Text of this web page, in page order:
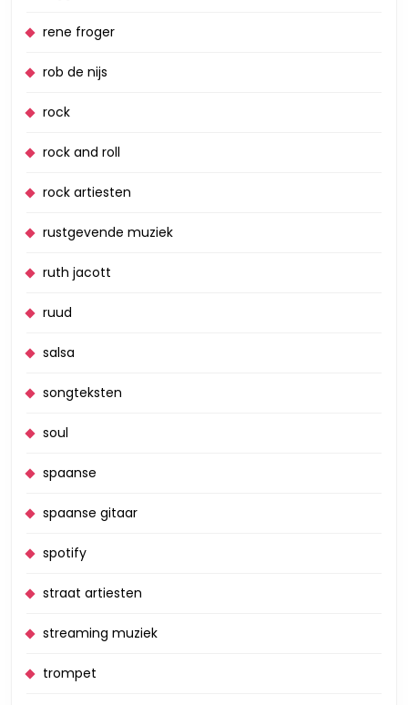
rene froger
rob de nijs
rock
rock and roll
rock artiesten
rustgevende muziek
ruth jacott
ruud
salsa
songteksten
soul
spaanse
spaanse gitaar
spotify
straat artiesten
streaming muziek
trompet